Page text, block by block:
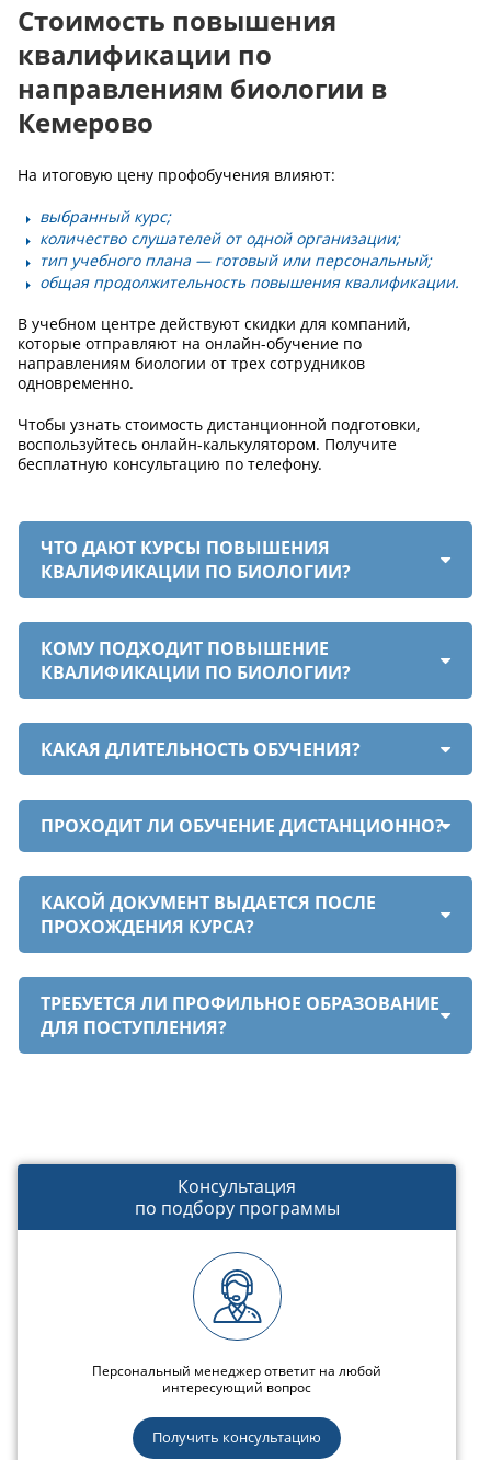
Стоимость повышения
квалификации по
направлениям биологии в
Кемерово
На итоговую цену профобучения влияют:
выбранный курс;
количество слушателей от одной организации;
тип учебного плана — готовый или персональный;
общая продолжительность повышения квалификации.
В учебном центре действуют скидки для компаний,
которые отправляют на онлайн-обучение по
направлениям биологии от трех сотрудников
одновременно.
Чтобы узнать стоимость дистанционной подготовки,
воспользуйтесь онлайн-калькулятором. Получите
бесплатную консультацию по телефону.
ЧТО ДАЮТ КУРСЫ ПОВЫШЕНИЯ
КВАЛИФИКАЦИИ ПО БИОЛОГИИ?
КОМУ ПОДХОДИТ ПОВЫШЕНИЕ
КВАЛИФИКАЦИИ ПО БИОЛОГИИ?
КАКАЯ ДЛИТЕЛЬНОСТЬ ОБУЧЕНИЯ?
ПРОХОДИТ ЛИ ОБУЧЕНИЕ ДИСТАНЦИОННО?
КАКОЙ ДОКУМЕНТ ВЫДАЕТСЯ ПОСЛЕ
ПРОХОЖДЕНИЯ КУРСА?
ТРЕБУЕТСЯ ЛИ ПРОФИЛЬНОЕ ОБРАЗОВАНИЕ
ДЛЯ ПОСТУПЛЕНИЯ?
Консультация
по подбору программы
Персональный менеджер ответит на любой
интересующий вопрос
Получить консультацию